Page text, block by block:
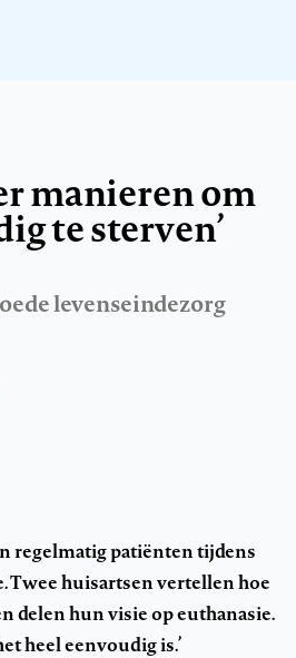
levenseindezorg
manieren om
te sterven’
regelmatig patiënten tijdens
Twee huisartsen vertellen hoe
delen hun visie op euthanasie.
heel eenvoudig is.’